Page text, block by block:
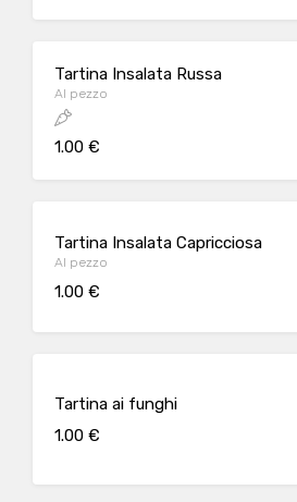
Tartina Insalata Russa
Al pezzo
1.00 €
Tartina Insalata Capricciosa
Al pezzo
1.00 €
Tartina ai funghi
1.00 €